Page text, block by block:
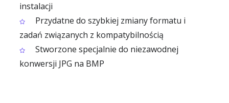
instalacji
Przydatne do szybkiej zmiany formatu i
zadań związanych z kompatybilnością
Stworzone specjalnie do niezawodnej
konwersji JPG na BMP